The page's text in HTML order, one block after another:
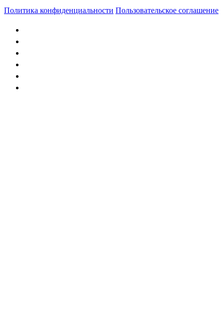
Политика конфиденциальности Пользовательское соглашение